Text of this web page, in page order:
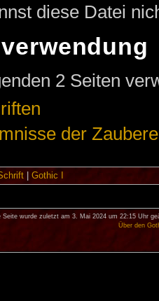
diese Datei
2 Seiten
der
| Gothic I
Seite wurde zuletzt am 3. Mai 2024 um 22:15 Uhr
Über den